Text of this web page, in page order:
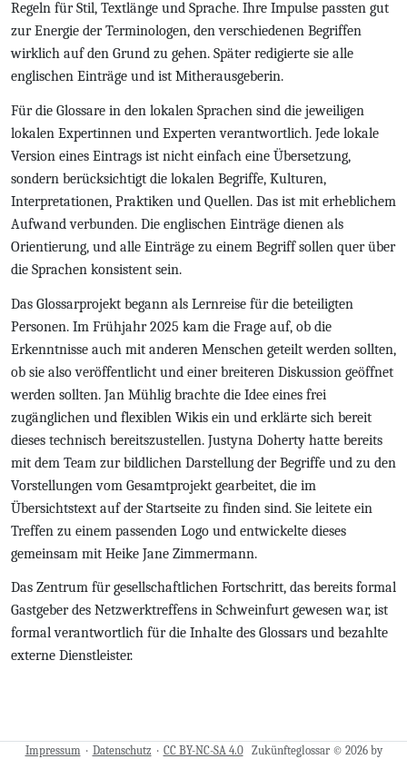
Regeln für Stil, Textlänge und Sprache. Ihre Impulse passten gut
zur Energie der Terminologen, den verschiedenen Begriffen
wirklich auf den Grund zu gehen. Später redigierte sie alle
englischen Einträge und ist Mitherausgeberin.
Für die Glossare in den lokalen Sprachen sind die jeweiligen
lokalen Expertinnen und Experten verantwortlich. Jede lokale
Version eines Eintrags ist nicht einfach eine Übersetzung,
sondern berücksichtigt die lokalen Begriffe, Kulturen,
Interpretationen, Praktiken und Quellen. Das ist mit erheblichem
Aufwand verbunden. Die englischen Einträge dienen als
Orientierung, und alle Einträge zu einem Begriff sollen quer über
die Sprachen konsistent sein.
Das Glossarprojekt begann als Lernreise für die beteiligten
Personen. Im Frühjahr 2025 kam die Frage auf, ob die
Erkenntnisse auch mit anderen Menschen geteilt werden sollten,
ob sie also veröffentlicht und einer breiteren Diskussion geöffnet
werden sollten. Jan Mühlig brachte die Idee eines frei
zugänglichen und flexiblen Wikis ein und erklärte sich bereit
dieses technisch bereitszustellen. Justyna Doherty hatte bereits
mit dem Team zur bildlichen Darstellung der Begriffe und zu den
Vorstellungen vom Gesamtprojekt gearbeitet, die im
Übersichtstext auf der Startseite zu finden sind. Sie leitete ein
Treffen zu einem passenden Logo und entwickelte dieses
gemeinsam mit Heike Jane Zimmermann.
Das Zentrum für gesellschaftlichen Fortschritt, das bereits formal
Gastgeber des Netzwerktreffens in Schweinfurt gewesen war, ist
formal verantwortlich für die Inhalte des Glossars und bezahlte
externe Dienstleister.
Impressum· Datenschutz · CC BY-NC-SA 4.0Zukünfteglossar © 2026 by